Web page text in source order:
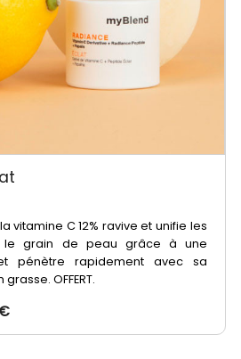
vitamine C 12% ravive et unifie les
le grain de peau grâce à une
pénètre rapidement avec sa
OFFERT.